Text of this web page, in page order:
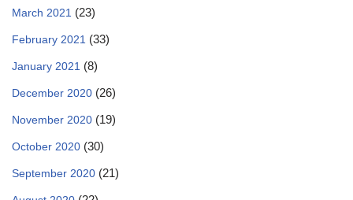
March 2021 (23)
February 2021 (33)
January 2021 (8)
December 2020 (26)
November 2020 (19)
October 2020 (30)
September 2020 (21)